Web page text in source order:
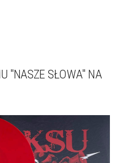
"NASZE SŁOWA" NA